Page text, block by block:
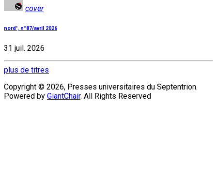
cover
nord', n°87/avril 2026
31 juil. 2026
plus de titres
Copyright © 2026, Presses universitaires du Septentrion.
Powered by GiantChair. All Rights Reserved